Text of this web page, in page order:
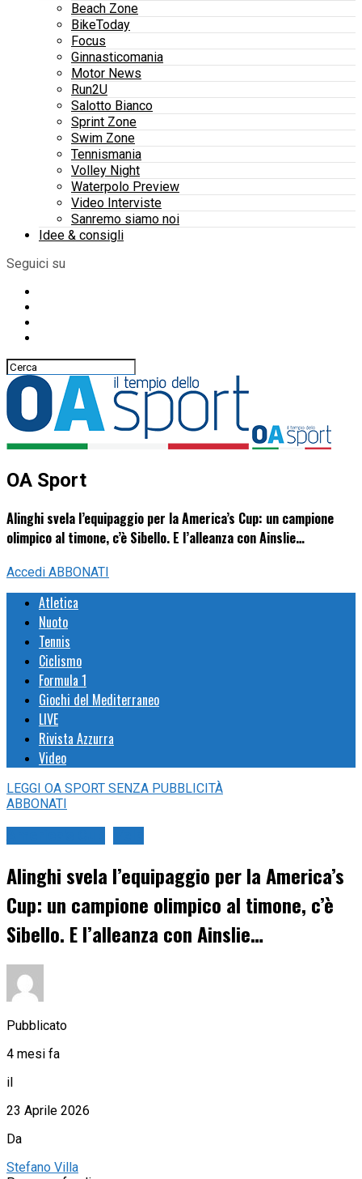
Beach Zone
BikeToday
Focus
Ginnasticomania
Motor News
Run2U
Salotto Bianco
Sprint Zone
Swim Zone
Tennismania
Volley Night
Waterpolo Preview
Video Interviste
Sanremo siamo noi
Idee & consigli
Seguici su
OA Sport
Alinghi svela l’equipaggio per la America’s Cup: un campione
olimpico al timone, c’è Sibello. E l’alleanza con Ainslie…
Accedi ABBONATI
Atletica
Nuoto
Tennis
Ciclismo
Formula 1
Giochi del Mediterraneo
LIVE
Rivista Azzurra
Video
LEGGI OA SPORT SENZA PUBBLICITÀ
ABBONATI
Alinghi svela l’equipaggio per la America’s
Cup: un campione olimpico al timone, c’è
Sibello. E l’alleanza con Ainslie…
Pubblicato
4 mesi fa
il
23 Aprile 2026
Da
Stefano Villa